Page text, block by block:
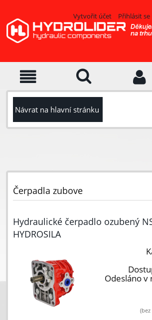
Vytvořit účet Přihlásit se
Návrat na hlavní stránku
Čerpadla zubove
Hydraulické čerpadlo ozubený
HYDROSILA
Odesláno v
(bez